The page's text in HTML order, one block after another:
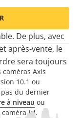
le
et le système
De plus, avec
après-vente, le
sera toujours
Axis
10.1 ou
du dernier
à niveau ou
caméraici.